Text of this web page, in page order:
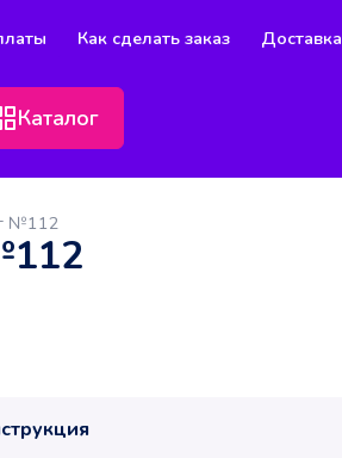
Как сделать заказ Доставка
Каталог
№112